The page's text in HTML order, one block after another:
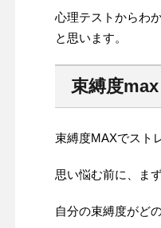
心理テストからわ
と思います。
束縛度max
束縛度MAXでスト
思い悩む前に、ま
自分の束縛度がど